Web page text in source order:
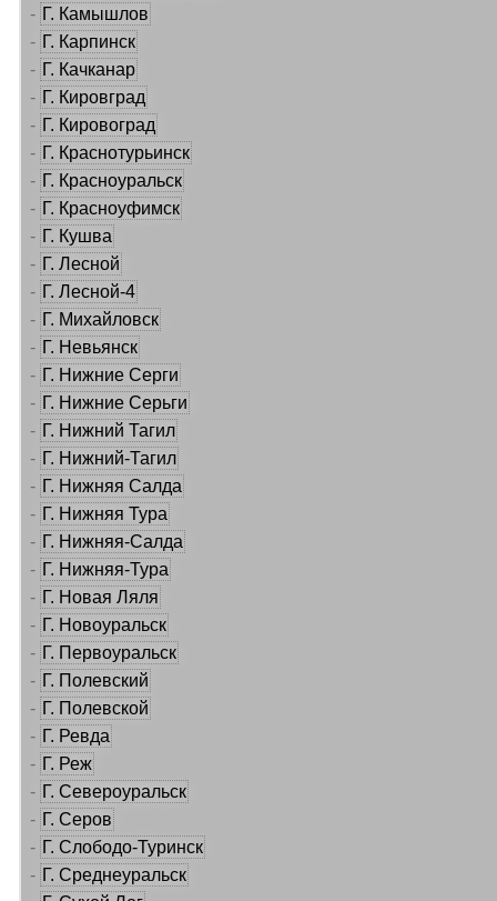
- Г. Камышлов
- Г. Карпинск
- Г. Качканар
- Г. Кировград
- Г. Кировоград
- Г. Краснотурьинск
- Г. Красноуральск
- Г. Красноуфимск
- Г. Кушва
- Г. Лесной
- Г. Лесной-4
- Г. Михайловск
- Г. Невьянск
- Г. Нижние Серги
- Г. Нижние Серьги
- Г. Нижний Тагил
- Г. Нижний-Тагил
- Г. Нижняя Салда
- Г. Нижняя Тура
- Г. Нижняя-Салда
- Г. Нижняя-Тура
- Г. Новая Ляля
- Г. Новоуральск
- Г. Первоуральск
- Г. Полевский
- Г. Полевской
- Г. Ревда
- Г. Реж
- Г. Североуральск
- Г. Серов
- Г. Слободо-Туринск
- Г. Среднеуральск